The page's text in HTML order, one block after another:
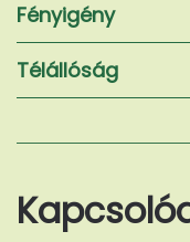
Fényigény
Télállóság